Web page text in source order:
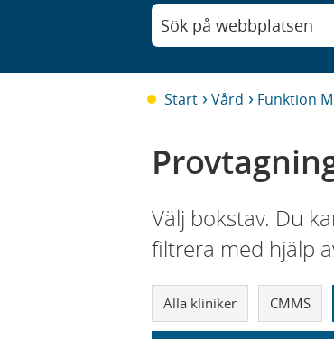
Sök på webbplatsen
Start Vård Funktion
Välj bokstav. Du
filtrera med hjälp
Alla kliniker CMMS